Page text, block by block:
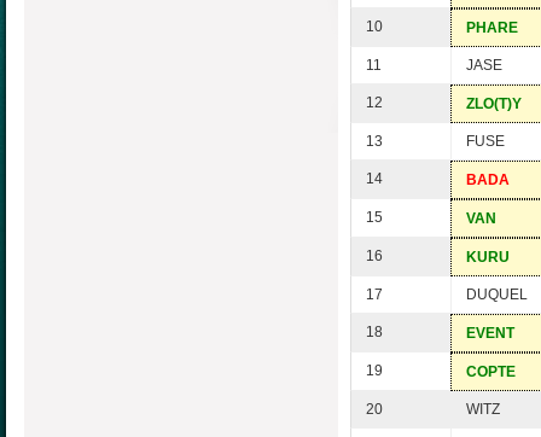
10 PHARE
11 JASE
12 ZLO(T)Y
13 FUSE
14 BADA
15 VAN
16 KURU
17 DUQUEL
18 EVENT
19 COPTE
20 WITZ